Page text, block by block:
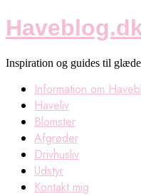
Inspiration og guides til
Information om
Haveliv
Blomster
Afgrøder
Drivhusliv
Udstyr
Kontakt mig